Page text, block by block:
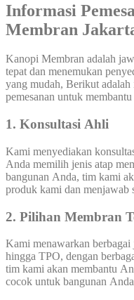
Informasi
Membran
Kanopi Membran adalah
tepat dan menemukan
yang mudah, Berikut
pemesanan untuk
1. Konsultasi Ahli
Kami menyediakan
Anda memilih jenis atap
bangunan Anda, tim kami
produk kami dan menjawab
2. Pilihan Membran
Kami menawarkan
hingga TPO, dengan
tim kami akan membantu
cocok untuk bangunan